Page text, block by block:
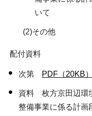
いて
(2)その他
配付資料
次第 PDF（20KB）
資料 枚方京田辺環
整備事業に係る計